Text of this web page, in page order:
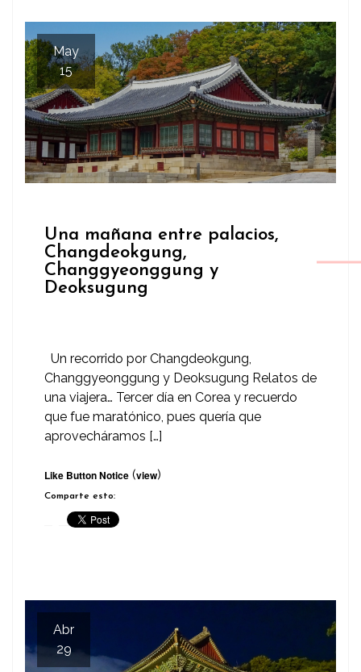
May
15
Una mañana entre palacios,
Changdeokgung,
Changgyeonggung y
Deoksugung
Un recorrido por Changdeokgung,
Changgyeonggung y Deoksugung Relatos de
una viajera… Tercer día en Corea y recuerdo
que fue maratónico, pues quería que
aprovecháramos […]
Like Button Notice (view)
Comparte esto:
Abr
29